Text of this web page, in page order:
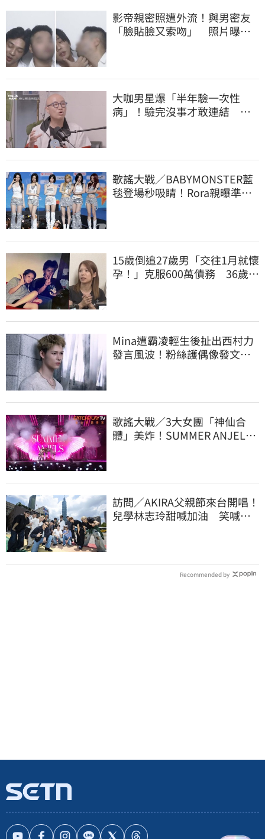
影帝親密照遭外流！與男密友
「臉貼臉又索吻」 照片曝光
大咖男星爆「半年驗一次性
病」！驗完沒事才敢連結 自
歌謠大戰／BABYMONSTER藍
毯登場秒吸睛！Rora親曝準備
15歲倒追27歲男「交往1月就懷
孕！」克服600萬債務 36歲美
Mina遭霸凌輕生後扯出西村力
發言風波！粉絲護偶像發文：
歌謠大戰／3大女團「神仙合
體」美炸！SUMMER ANJELS
訪問／AKIRA父親節來台開唱！
兒學林志玲甜喊加油 笑喊：
Recommended by